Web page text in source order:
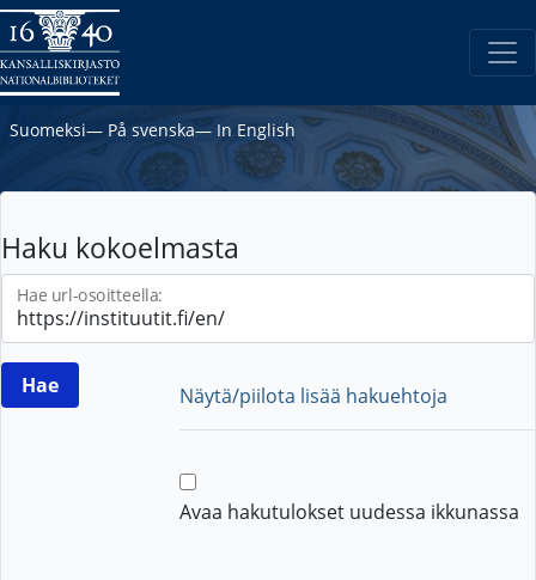
Suomeksi― På svenska― In English
Haku kokoelmasta
Hae url-osoitteella:
Näytä/piilota lisää hakuehtoja
Avaa hakutulokset uudessa ikkunassa